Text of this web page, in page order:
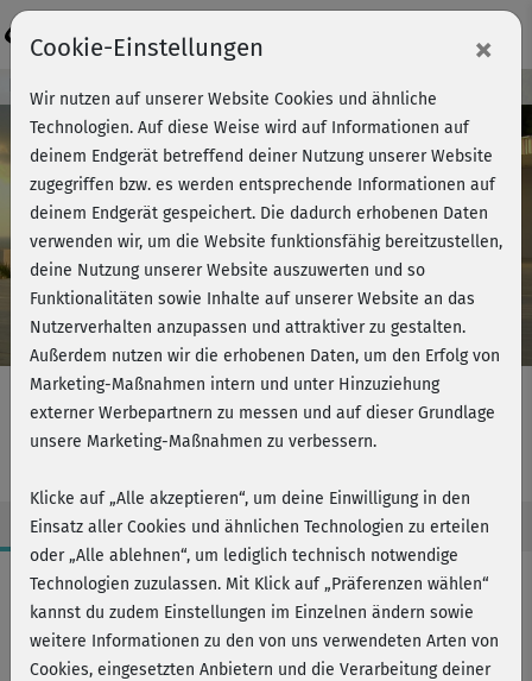
Play
Video
Kursvorschau - Jetzt mitmachen!
gesunder Rücken - Stretching
Workout-Facts
leicht
5 Min
Cookie-Einstellungen ×
Wir nutzen auf unserer Website Cookies und ähnliche
Technologien. Auf diese Weise wird auf Informationen auf
deinem Endgerät betreffend deiner Nutzung unserer Website
zugegriffen bzw. es werden entsprechende Informationen auf
deinem Endgerät gespeichert. Die dadurch erhobenen Daten
verwenden wir, um die Website funktionsfähig bereitzustellen,
deine Nutzung unserer Website auszuwerten und so
Funktionalitäten sowie Inhalte auf unserer Website an das
Nutzerverhalten anzupassen und attraktiver zu gestalten.
Außerdem nutzen wir die erhobenen Daten, um den Erfolg von
Marketing-Maßnahmen intern und unter Hinzuziehung
externer Werbepartnern zu messen und auf dieser Grundlage
unsere Marketing-Maßnahmen zu verbessern.
Klicke auf „Alle akzeptieren“, um deine Einwilligung in den
Einsatz aller Cookies und ähnlichen Technologien zu erteilen
oder „Alle ablehnen“, um lediglich technisch notwendige
Technologien zuzulassen. Mit Klick auf „Präferenzen wählen“
kannst du zudem Einstellungen im Einzelnen ändern sowie
weitere Informationen zu den von uns verwendeten Arten von
Cookies, eingesetzten Anbietern und die Verarbeitung deiner